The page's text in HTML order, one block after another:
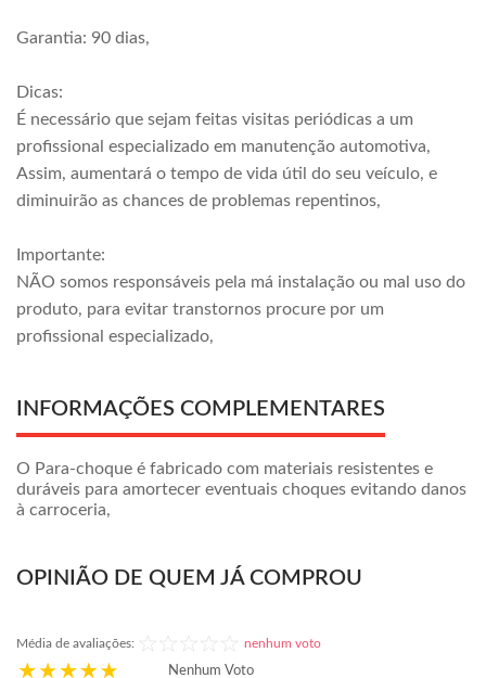
Garantia: 90 dias,
Dicas:
É necessário que sejam feitas visitas periódicas a um
profissional especializado em manutenção automotiva,
Assim, aumentará o tempo de vida útil do seu veículo, e
diminuirão as chances de problemas repentinos,
Importante:
NÃO somos responsáveis pela má instalação ou mal uso do
produto, para evitar transtornos procure por um
profissional especializado,
INFORMAÇÕES COMPLEMENTARES
O Para-choque é fabricado com materiais resistentes e
duráveis para amortecer eventuais choques evitando danos
à carroceria,
OPINIÃO DE QUEM JÁ COMPROU
Média de avaliações: nenhum voto
Nenhum Voto